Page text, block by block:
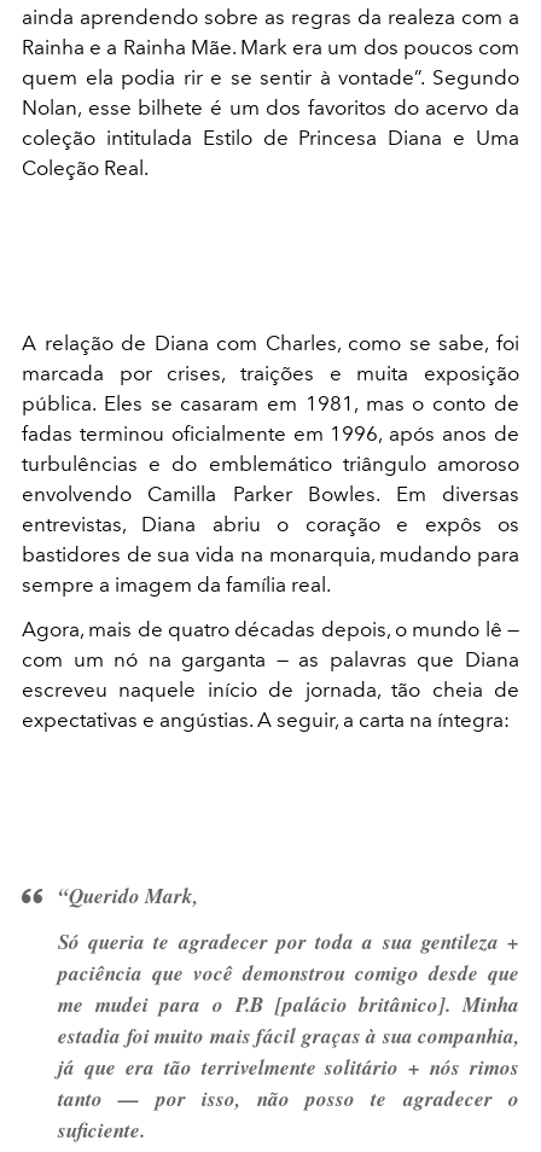
ainda aprendendo sobre as regras da realeza com a
Rainha e a Rainha Mãe. Mark era um dos poucos com
quem ela podia rir e se sentir à vontade”. Segundo
Nolan, esse bilhete é um dos favoritos do acervo da
coleção intitulada Estilo de Princesa Diana e Uma
Coleção Real.
A relação de Diana com Charles, como se sabe, foi
marcada por crises, traições e muita exposição
pública. Eles se casaram em 1981, mas o conto de
fadas terminou oficialmente em 1996, após anos de
turbulências e do emblemático triângulo amoroso
envolvendo Camilla Parker Bowles. Em diversas
entrevistas, Diana abriu o coração e expôs os
bastidores de sua vida na monarquia, mudando para
sempre a imagem da família real.
Agora, mais de quatro décadas depois, o mundo lê —
com um nó na garganta — as palavras que Diana
escreveu naquele início de jornada, tão cheia de
expectativas e angústias. A seguir, a carta na íntegra:
“Querido Mark,
Só queria te agradecer por toda a sua gentileza +
paciência que você demonstrou comigo desde que
me mudei para o P.B [palácio britânico]. Minha
estadia foi muito mais fácil graças à sua companhia,
já que era tão terrivelmente solitário + nós rimos
tanto — por isso, não posso te agradecer o
suficiente.